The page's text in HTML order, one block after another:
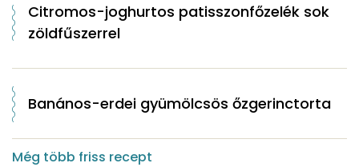
Citromos-joghurtos patisszonfőzelék sok
zöldfűszerrel
Banános-erdei gyümölcsös őzgerinctorta
Még több friss recept